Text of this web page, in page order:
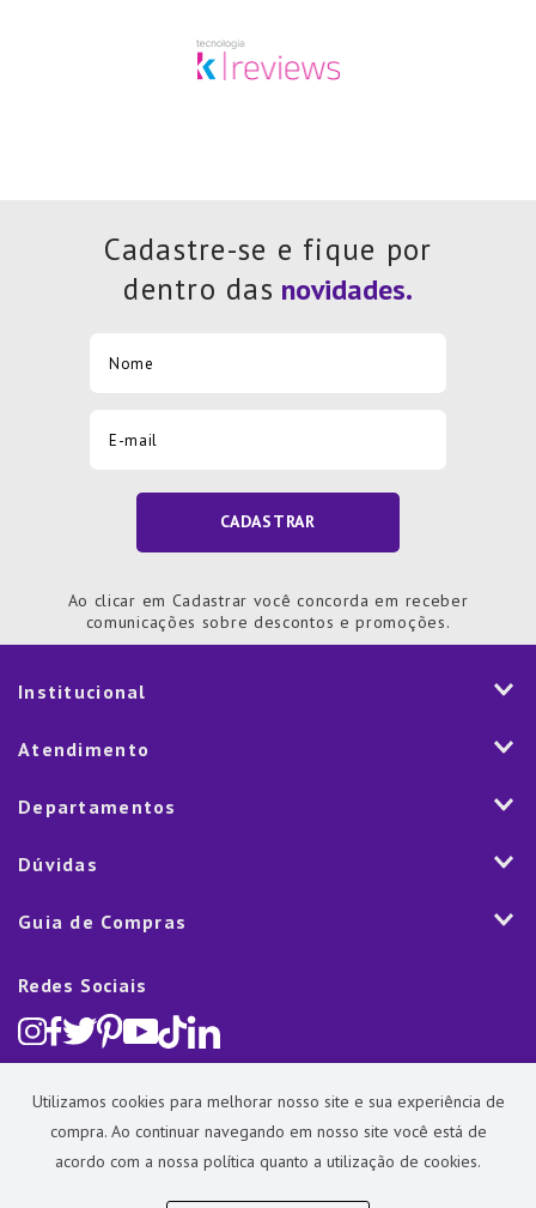
Utilizamos cookies para melhorar nosso site e sua experiência de
compra. Ao continuar navegando em nosso site você está de
acordo com a nossa política quanto a utilização de cookies.
Cadastre-se e fique por
dentro das
CADASTRAR
Ao clicar em Cadastrar você concorda em receber
comunicações sobre descontos e promoções.
Institucional
História
Nossas Lojas
Marketplace
Atendimento
Fale Conosco
Trocas e Devoluções
Rastreamento de pedido
Televendas:
(11) 5445-1010
Departamentos
Mesa
Eletroportáteis
Cama, mesa e banho
Lavanderia e Organização
Limpeza e Manutenção
Outlet
Dúvidas
Como Comprar
Política de Cookies
Política de Privacidade
Proteção de Dados e Fraude
Lista de Presentes
Guia de Compras
Dia dos Namorados
Dia dos Pais
Presente de Natal
Redes Sociais